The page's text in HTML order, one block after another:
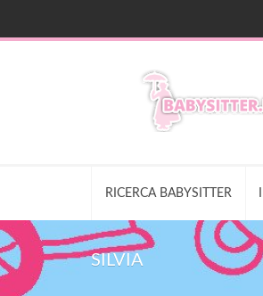
RICERCA BABYSITTER
SILVIA